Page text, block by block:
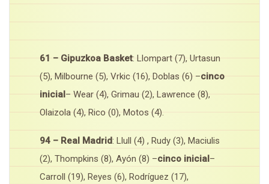
61 – Gipuzkoa Basket: Llompart (7), Urtasun
(5), Milbourne (5), Vrkic (16), Doblas (6) –cinco
inicial– Wear (4), Grimau (2), Lawrence (8),
Olaizola (4), Rico (0), Motos (4).
94 – Real Madrid: Llull (4) , Rudy (3), Maciulis
(2), Thompkins (8), Ayón (8) –cinco inicial–
Carroll (19), Reyes (6), Rodríguez (17),